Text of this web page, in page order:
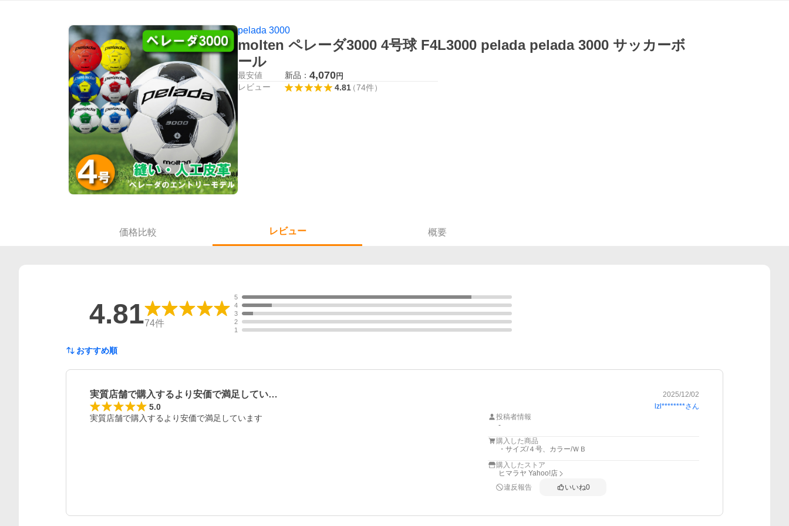
pelada 3000
molten ペレーダ3000 4号球 F4L3000 pelada pelada 3000 サッカーボ
ール
最安値 新品： 4,070円
レビュー 4.81（74件）
価格比較 レビュー 概要
4.8174件
5
4
3
2
1
おすすめ順
実質店舗で購入するより安価で満足してい… 2025/12/02
5.0 lzl********さん
実質店舗で購入するより安価で満足しています
投稿者情報
-
購入した商品
・サイズ/４号、カラー/ＷＢ
購入したストア
ヒマラヤ Yahoo!店
違反報告
いいね0